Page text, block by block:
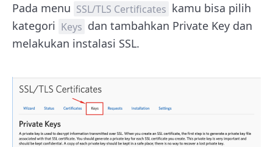
Pada menu SSL/TLS Certificates kamu bisa pilih
kategori Keys dan tambahkan Private Key dan
melakukan instalasi SSL.